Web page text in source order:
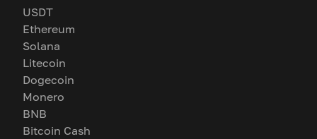
USDT
Ethereum
Solana
Litecoin
Dogecoin
Monero
BNB
Bitcoin Cash